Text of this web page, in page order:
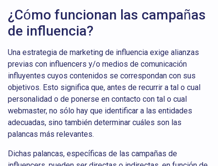
¿Cómo funcionan las campañas
de influencia?
Una estrategia de marketing de influencia exige alianzas
previas con influencers y/o medios de comunicación
influyentes cuyos contenidos se correspondan con sus
objetivos. Esto significa que, antes de recurrir a tal o cual
personalidad o de ponerse en contacto con tal o cual
webmaster, no sólo hay que identificar a las entidades
adecuadas, sino también determinar cuáles son las
palancas más relevantes.
Dichas palancas, específicas de las campañas de